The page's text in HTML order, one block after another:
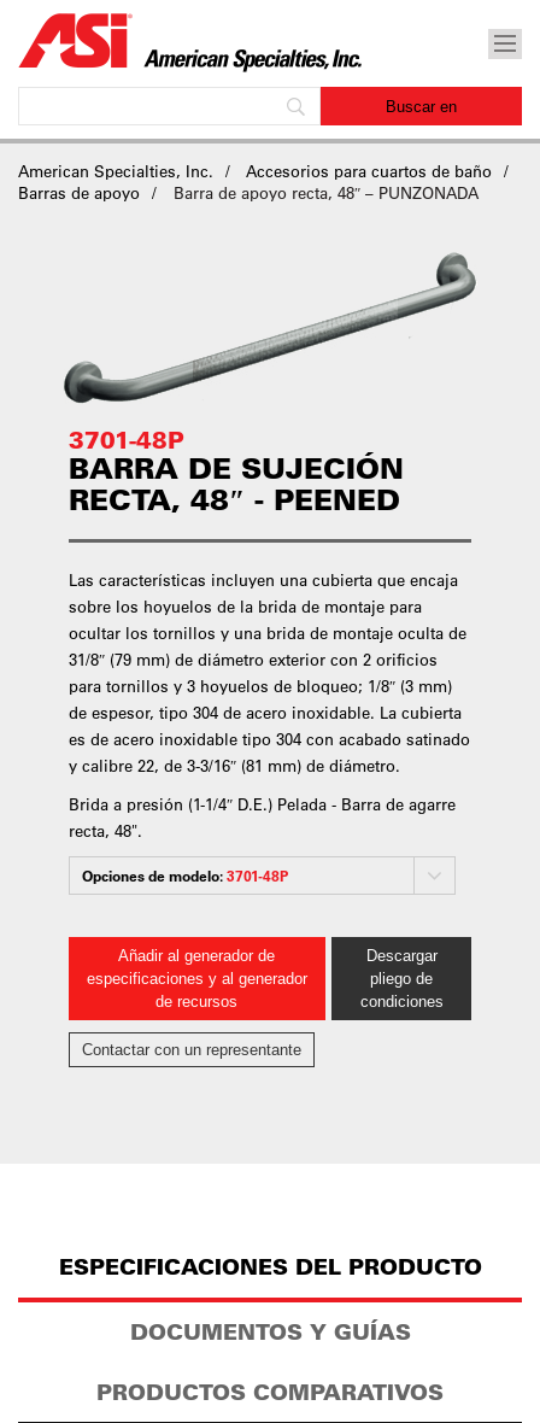
American Specialties, Inc.
Accesorios para cuartos de baño
Barras de apoyo
Barra de apoyo recta, 48″ – PUNZONADA
3701-48P
BARRA DE SUJECIÓN
RECTA, 48″ - PEENED
Las características incluyen una cubierta que encaja
sobre los hoyuelos de la brida de montaje para
ocultar los tornillos y una brida de montaje oculta de
31/8″ (79 mm) de diámetro exterior con 2 orificios
para tornillos y 3 hoyuelos de bloqueo; 1/8″ (3 mm)
de espesor, tipo 304 de acero inoxidable. La cubierta
es de acero inoxidable tipo 304 con acabado satinado
y calibre 22, de 3-3/16″ (81 mm) de diámetro.
Brida a presión (1-1/4″ D.E.) Pelada - Barra de agarre
recta, 48".
Opciones de modelo:3701-48P
Añadir al generador de
especificaciones y al generador
de recursos
Descargar
pliego de
condiciones
Contactar con un representante
ESPECIFICACIONES DEL PRODUCTO
DOCUMENTOS Y GUÍAS
PRODUCTOS COMPARATIVOS